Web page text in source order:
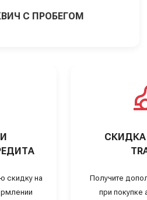
С ПРОБЕГОМ
скидку на
СКИДКА
Получите
при покупке